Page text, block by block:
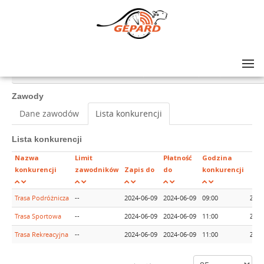
Zawody
Dane zawodów Lista konkurencji
Lista konkurencji
Nazwa
konkurencji
Limit
zawodników
Zapis do
Płatność
do
Godzina
konkurencji
Trasa Podróżnicza -- 2024-06-09 2024-06-09 09:00
Trasa Sportowa -- 2024-06-09 2024-06-09 11:00
Trasa Rekreacyjna -- 2024-06-09 2024-06-09 11:00